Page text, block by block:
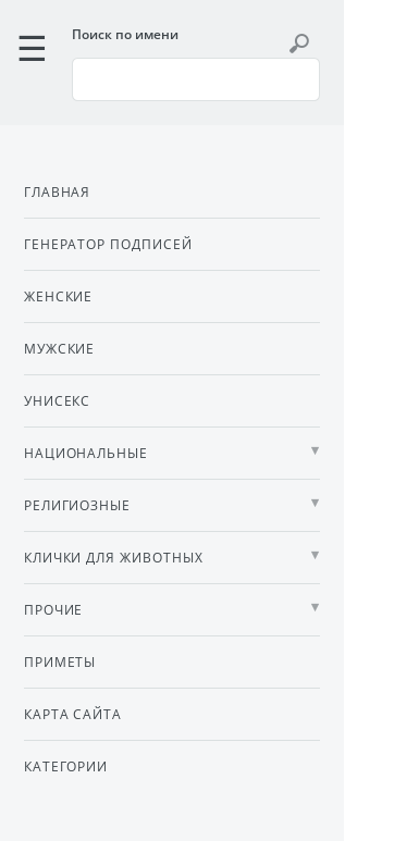
Поиск по имени
ГЛАВНАЯ
ГЕНЕРАТОР ПОДПИСЕЙ
ЖЕНСКИЕ
МУЖСКИЕ
УНИСЕКС
НАЦИОНАЛЬНЫЕ
РЕЛИГИОЗНЫЕ
КЛИЧКИ ДЛЯ ЖИВОТНЫХ
ПРОЧИЕ
ПРИМЕТЫ
КАРТА САЙТА
КАТЕГОРИИ